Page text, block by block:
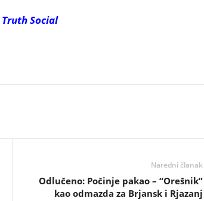
Truth Social
Naredni članak
Odlučeno: Počinje pakao – “Orešnik”
kao odmazda za Brjansk i Rjazanj